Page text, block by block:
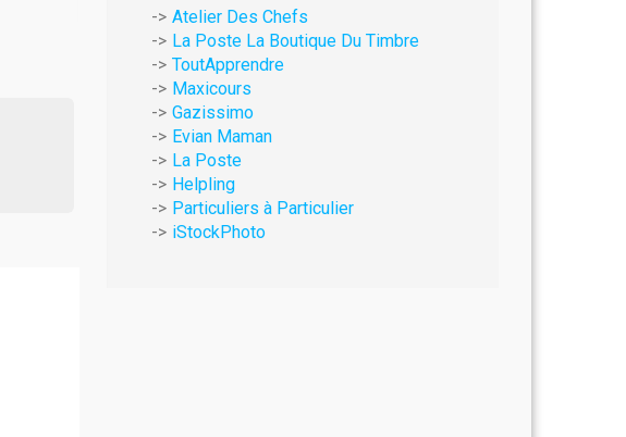
Atelier Des Chefs
La Poste La Boutique Du Timbre
ToutApprendre
Maxicours
Gazissimo
Evian Maman
La Poste
Helpling
Particuliers à Particulier
iStockPhoto